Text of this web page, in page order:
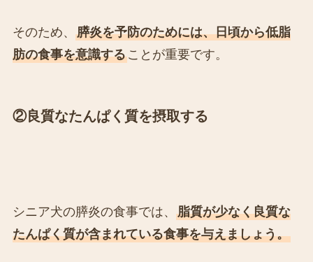
そのため、 膵炎を予防のためには、日頃から低脂
肪の食事を意識することが重要です。
②良質なたんぱく質を摂取する
シニア犬の膵炎の食事では、 脂質が少なく良質な
たんぱく質が含まれている食事を与えましょう。